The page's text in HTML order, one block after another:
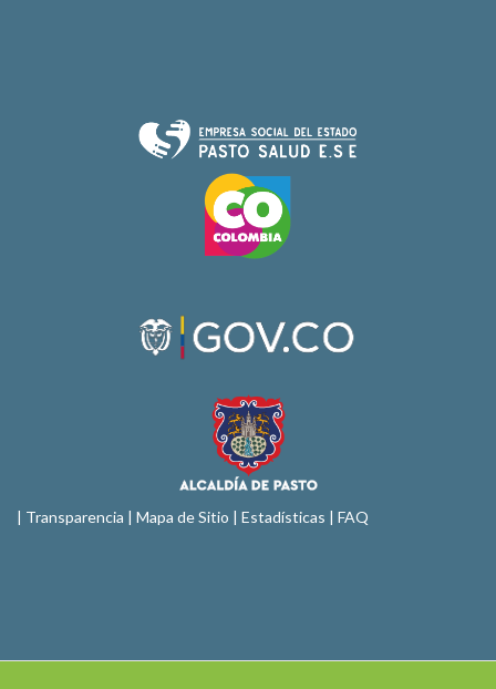
| Transparencia | Mapa de Sitio | Estadísticas | FAQ